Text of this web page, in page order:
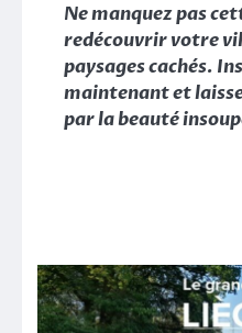
Ne manquez pas
redécouvrir votre
paysages cachés.
maintenant et
par la beauté